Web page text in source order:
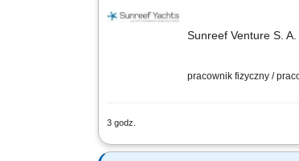
Sunreef Venture S. A.
pracownik fizyczny /
3 godz.
Zakres obowiązków: